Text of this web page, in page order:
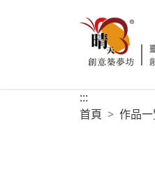
:::
首頁
作品